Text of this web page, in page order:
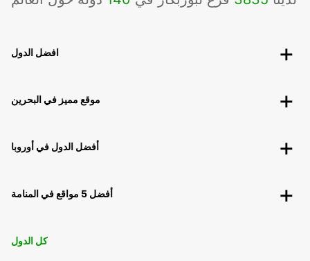
افضل الدول
موقع مميز في البحرين
أفضل الدول في أوروبا
أفضل 5 مواقع في المنامة
كل الدول